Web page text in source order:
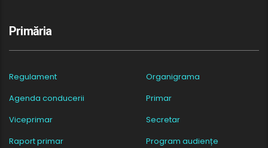
Primăria
Regulament
Organigrama
Agenda conducerii
Primar
Viceprimar
Secretar
Raport primar
Program audiențe